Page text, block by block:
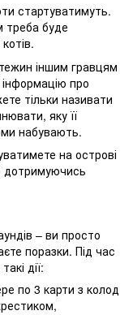
стартуватимуть.
треба буде
іншим гравцям
про
тільки називати
яку її
набувають.
на острові
дотримуючись
– ви просто
поразки. Під час
дії:
по 3 карти з колод